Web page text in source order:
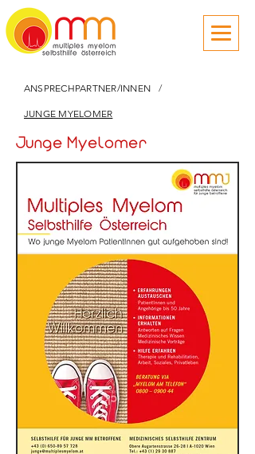
ANSPRECHPARTNER/INNEN /
JUNGE MYELOMER
Junge Myelomer